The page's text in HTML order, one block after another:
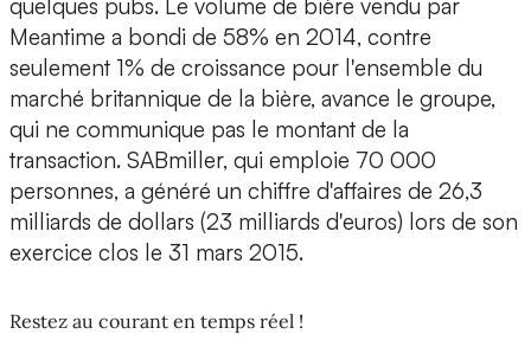
quelques pubs. Le volume de bière vendu par
Meantime a bondi de 58% en 2014, contre
seulement 1% de croissance pour l'ensemble du
marché britannique de la bière, avance le groupe,
qui ne communique pas le montant de la
transaction. SABmiller, qui emploie 70 000
personnes, a généré un chiffre d'affaires de 26,3
milliards de dollars (23 milliards d'euros) lors de son
exercice clos le 31 mars 2015.
Restez au courant en temps réel !